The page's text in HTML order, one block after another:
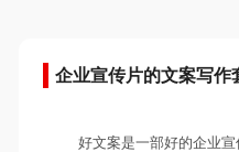
企业宣传片的文案写作
好文案是一部好的企业